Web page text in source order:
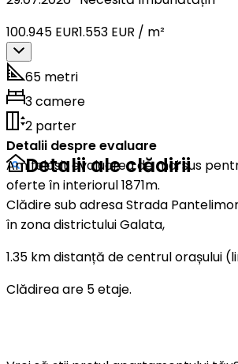
100.945 EUR1.553 EUR / m²
65 metri
3 camere
2 parter
Detalii despre evaluare
Am folosit evaluarea de mai sus
oferte în interiorul 1871m.
Detalii ale clădirii
Clădire sub adresa Strada
în zona districtului Galata,
1.35 km distanță de centrul orașului
Clădirea are 5 etaje.